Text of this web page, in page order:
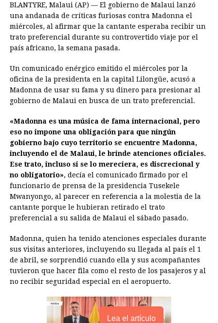
c
e
b
o
o
k
s
s
e
n
g
e
r
a
t
s
A
p
p
r
e
a
d
s
n
t
e
r
e
s
n
k
e
I
n
a
i
l
i
n
t
p
y
L
k
BLANTYRE, Malaui (AP) — El gobierno de Malaui lanzó
una andanada de críticas furiosas contra Madonna el
miércoles, al afirmar que la cantante esperaba recibir un
trato preferencial durante su controvertido viaje por el
país africano, la semana pasada.
Un comunicado enérgico emitido el miércoles por la
oficina de la presidenta en la capital Lilongüe, acusó a
Madonna de usar su fama y su dinero para presionar al
gobierno de Malaui en busca de un trato preferencial.
«Madonna es una música de fama internacional, pero
eso no impone una obligación para que ningún
gobierno bajo cuyo territorio se encuentre Madonna,
incluyendo el de Malaui, le brinde atenciones oficiales.
Ese trato, incluso si se lo mereciera, es discrecional y
no obligatorio», decía el comunicado firmado por el
funcionario de prensa de la presidencia Tusekele
Mwanyongo, al parecer en referencia a la molestia de la
cantante porque le hubieran retirado el trato
preferencial a su salida de Malaui el sábado pasado.
Madonna, quien ha tenido atenciones especiales durante
sus visitas anteriores, incluyendo su llegada al país el 1
de abril, se sorprendió cuando ella y sus acompañantes
tuvieron que hacer fila como el resto de los pasajeros y al
no recibir seguridad especial en el aeropuerto.
Lea el artículo